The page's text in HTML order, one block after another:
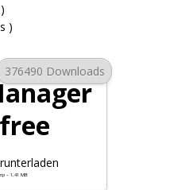
)
376490 Downloads
– 1,41 MB